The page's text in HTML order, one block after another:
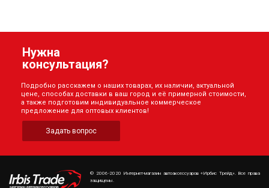
Нужна
консультация?
Подробно расскажем о наших товарах, их наличии, актуальной
цене, способах доставки в ваш город и её примерной стоимости,
а также подготовим индивидуальное коммерческое
предложение для оптовых клиентов!
Задать вопрос
© 2006-2020 Интернет-магазин автоаксессуаров «Ирбис Трейд». Все права
защищены.